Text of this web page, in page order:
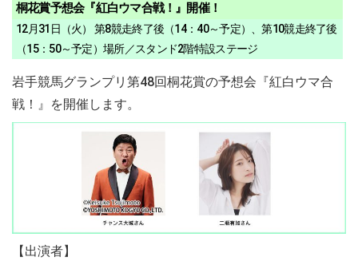
桐花賞予想会『紅白ウマ合戦！』開催！
12月31日（火） 第8競走終了後（14：40～予定）、第10競走終了後
（15：50～予定）場所／スタンド2階特設ステージ
岩手競馬グランプリ第48回桐花賞の予想会『紅白ウマ合
戦！』を開催します。
【出演者】